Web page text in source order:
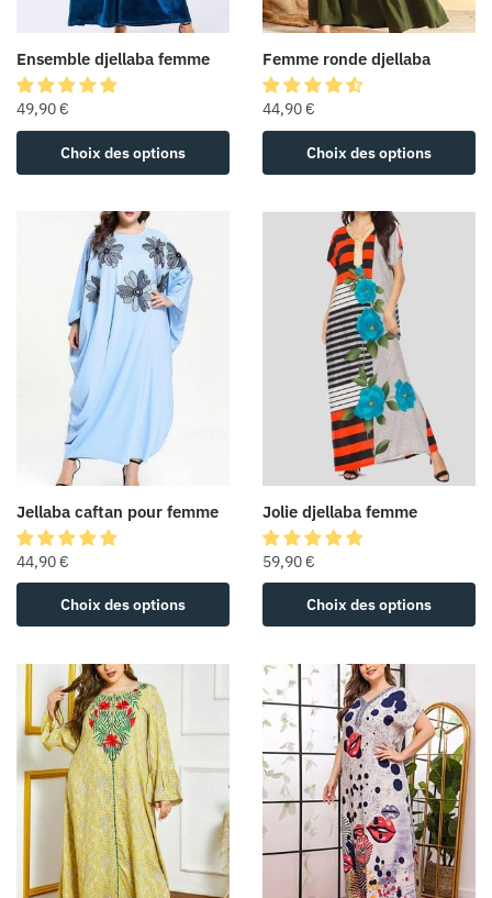
Ensemble djellaba femme
49,90€
Choix des options
Femme ronde djellaba
44,90€
Choix des options
Jellaba caftan pour femme
44,90€
Choix des options
Jolie djellaba femme
59,90€
Choix des options